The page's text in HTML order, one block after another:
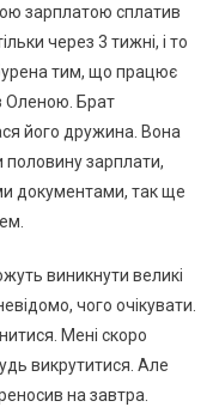
зарплатою сплатив
через 3 тижні, і то
тим, що працює
Оленою. Брат
його дружина. Вона
половину зарплати,
документами, так ще
виникнути великі
чого очікувати.
Мені скоро
викрутитися. Але
на завтра.